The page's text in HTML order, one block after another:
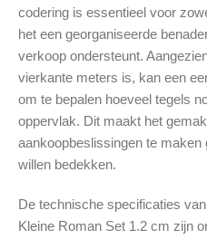
codering is essentieel voor
het een georganiseerde
verkoop ondersteunt.
vierkante meters is, kan een
om te bepalen hoeveel tegels
oppervlak. Dit maakt het
aankoopbeslissingen te
willen bedekken.
De technische specificaties
Kleine Roman Set 1.2 cm zijn